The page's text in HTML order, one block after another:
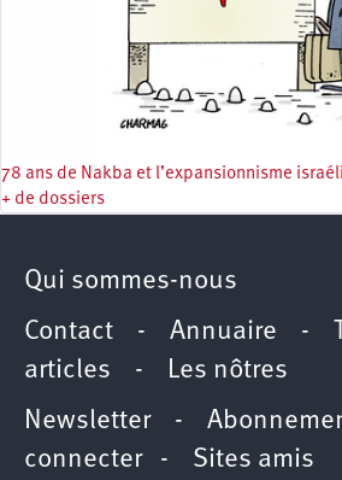
78 ans de Nakba et l’expansionnisme
+ de dossiers
Qui sommes-nous
Contact - Annuaire -
articles - Les nôtres
Newsletter-
connecter- Sites amis